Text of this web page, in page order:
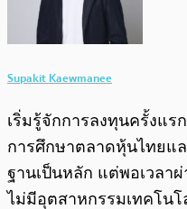
Supakit Kaewmanee
เริ่มรู้จักการลงทุนครั้งแร
การศึกษาตลาดหุ้นไทยแ
ฐานเป็นหลัก แต่พอเวลา
ไม่มีอุตสาหกรรมเทคโน